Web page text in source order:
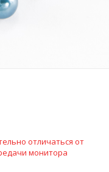
отличаться от
монитора